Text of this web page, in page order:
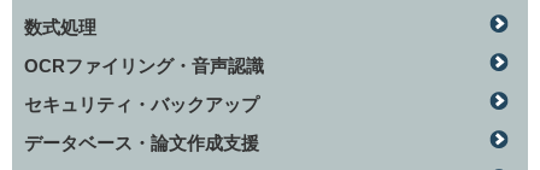
数式処理
OCRファイリング・音声認識
セキュリティ・バックアップ
データベース・論文作成支援